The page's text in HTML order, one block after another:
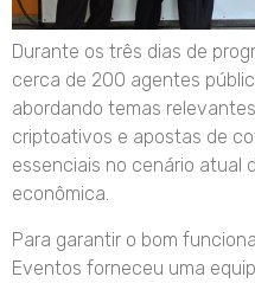
Durante os três dias de
cerca de 200 agentes
abordando temas
criptoativos e apostas de
essenciais no cenário atual
econômica.
Para garantir o bom
Eventos forneceu uma